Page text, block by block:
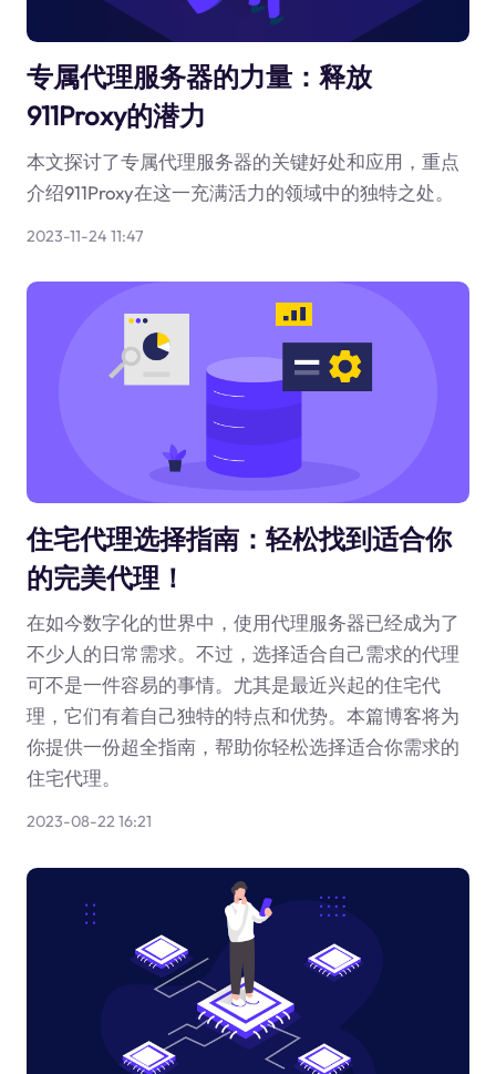
专属代理服务器的力量：释放
911Proxy的潜力
本文探讨了专属代理服务器的关键好处和应用，重点
介绍911Proxy在这一充满活力的领域中的独特之处。
2023-11-24 11:47
住宅代理选择指南：轻松找到适合你
的完美代理！
在如今数字化的世界中，使用代理服务器已经成为了
不少人的日常需求。不过，选择适合自己需求的代理
可不是一件容易的事情。尤其是最近兴起的住宅代
理，它们有着自己独特的特点和优势。本篇博客将为
你提供一份超全指南，帮助你轻松选择适合你需求的
住宅代理。
2023-08-22 16:21